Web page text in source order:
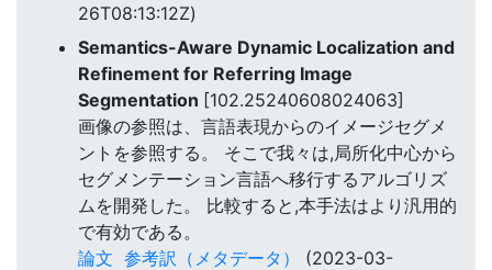
26T08:13:12Z)
Semantics-Aware Dynamic Localization and
Refinement for Referring Image
Segmentation [102.25240608024063]
画像の参照は、言語表現からのイメージセグメ
ントを参照する。 そこで我々は,局所化中心から
セグメンテーション言語へ移行するアルゴリズ
ムを開発した。 比較すると,本手法はより汎用的
で有効である。
論文 参考訳（メタデータ）
(2023-03-